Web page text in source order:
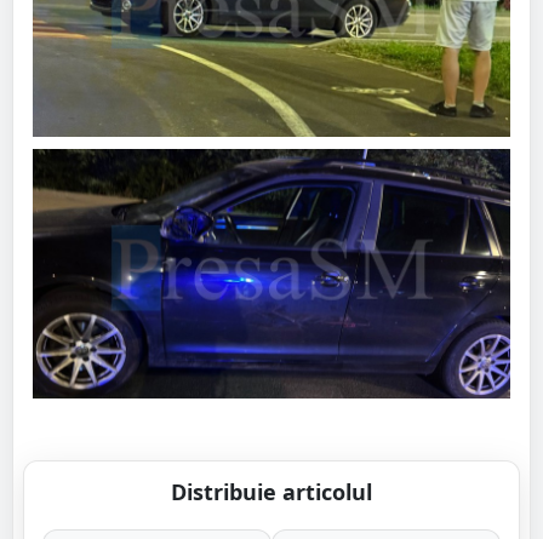
Distribuie articolul